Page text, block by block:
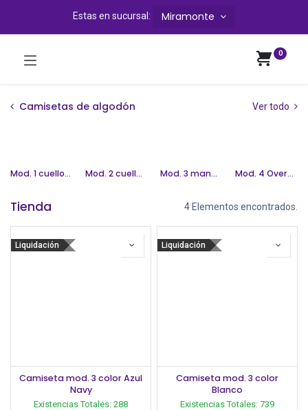
Estas en sucursal: Miramonte
0
Camisetas de algodón Ver todo
Mod. 1 cuello redondo Mod. 2 cuello V Mod. 3 manga larga Mod. 4 Oversize
Tienda 4 Elementos encontrados.
Liquidación
Camiseta mod. 3 color Azul
Navy
Existencias Totales: 288
Liquidación
Camiseta mod. 3 color
Blanco
Existencias Totales: 739